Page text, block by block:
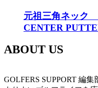
元祖三角ネック
CENTER
ABOUT US
GOLFERS SUPPORT 編集